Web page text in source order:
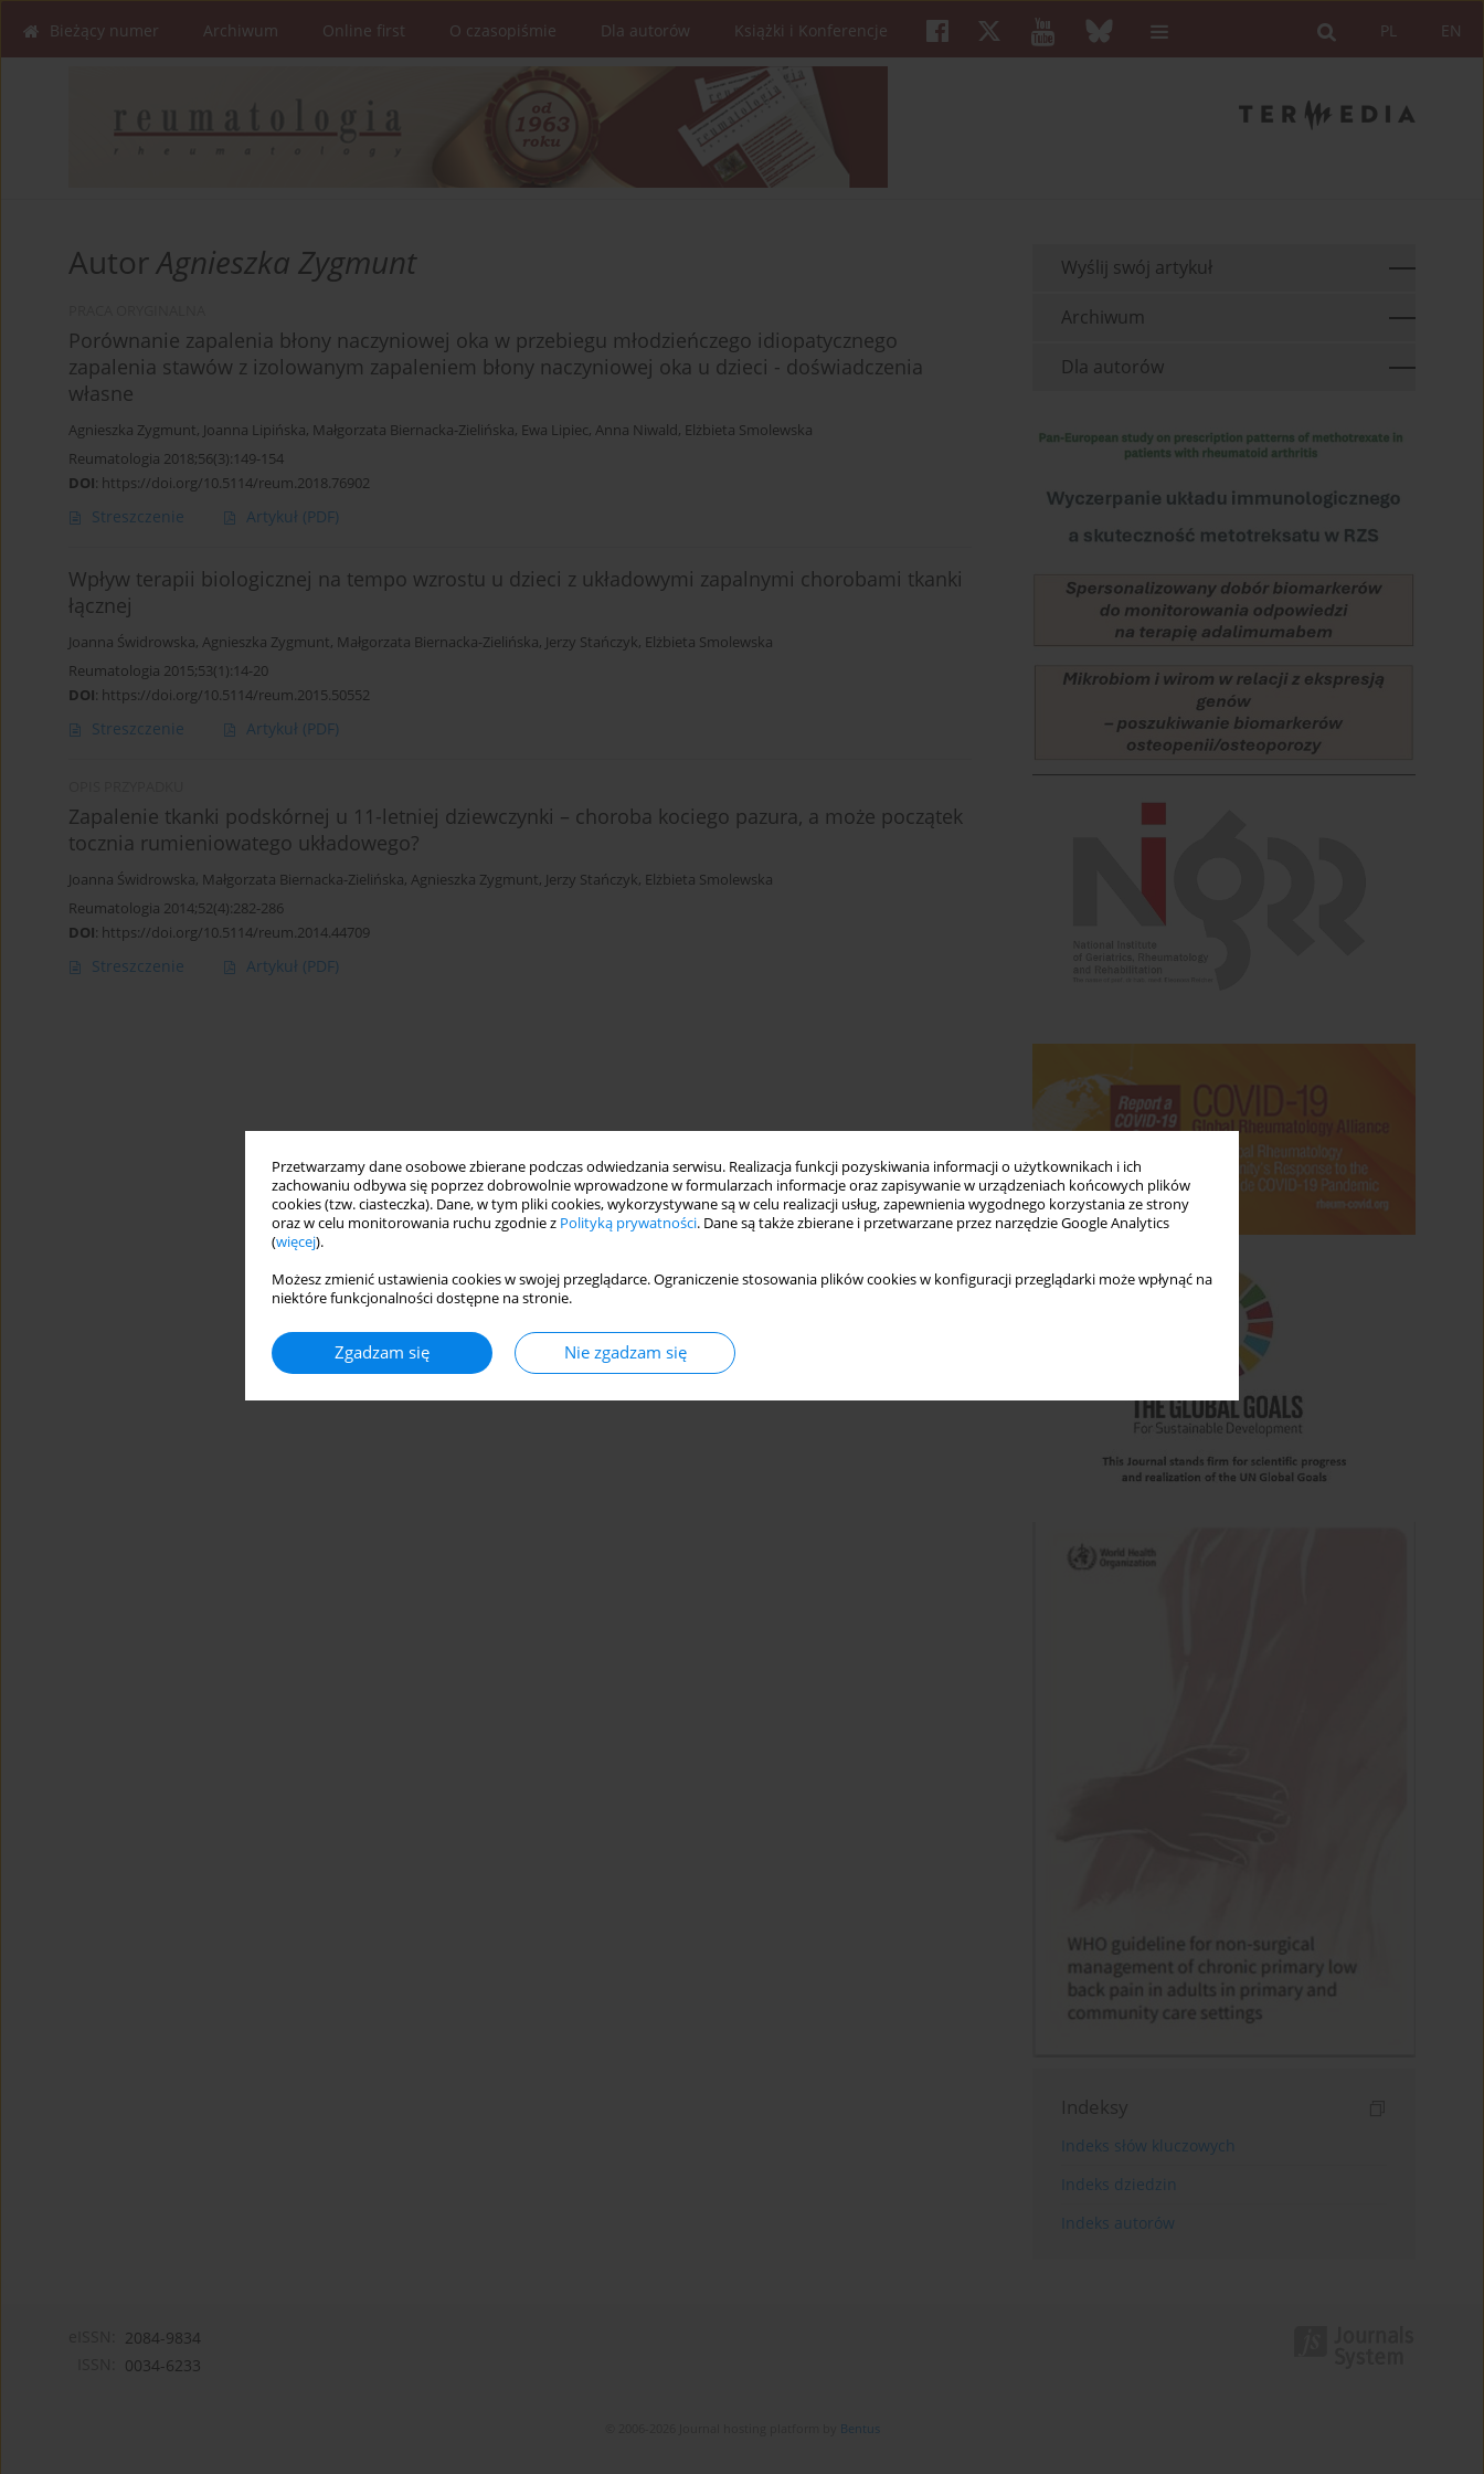
Przetwarzamy dane osobowe zbierane podczas odwiedzania serwisu. Realizacja funkcji pozyskiwania informacji o użytkownikach i ich
zachowaniu odbywa się poprzez dobrowolnie wprowadzone w formularzach informacje oraz zapisywanie w urządzeniach końcowych plików
cookies (tzw. ciasteczka). Dane, w tym pliki cookies, wykorzystywane są w celu realizacji usług, zapewnienia wygodnego korzystania ze strony
oraz w celu monitorowania ruchu zgodnie z Polityką prywatności. Dane są także zbierane i przetwarzane przez narzędzie Google Analytics
(więcej).
Możesz zmienić ustawienia cookies w swojej przeglądarce. Ograniczenie stosowania plików cookies w konfiguracji przeglądarki może wpłynąć na
niektóre funkcjonalności dostępne na stronie.
Zgadzam się Nie zgadzam się
EN
PL
Bieżący numer Archiwum Online first O czasopiśmie Dla autorów Książki i Konferencje
AutorAgnieszka Zygmunt
Porównanie zapalenia błony naczyniowej oka w przebiegu młodzieńczego idiopatycznego
zapalenia stawów z izolowanym zapaleniem błony naczyniowej oka u dzieci - doświadczenia
własne
Agnieszka Zygmunt, Joanna Lipińska, Małgorzata Biernacka-Zielińska, Ewa Lipiec, Anna Niwald, Elżbieta Smolewska
Reumatologia 2018;56(3):149-154
DOI: https://doi.org/10.5114/reum.2018.76902
Streszczenie Artykuł (PDF)
Wpływ terapii biologicznej na tempo wzrostu u dzieci z układowymi zapalnymi chorobami tkanki
łącznej
Joanna Świdrowska, Agnieszka Zygmunt, Małgorzata Biernacka-Zielińska, Jerzy Stańczyk, Elżbieta Smolewska
Reumatologia 2015;53(1):14-20
DOI: https://doi.org/10.5114/reum.2015.50552
Streszczenie Artykuł (PDF)
Zapalenie tkanki podskórnej u 11-letniej dziewczynki – choroba kociego pazura, a może początek
tocznia rumieniowatego układowego?
Joanna Świdrowska, Małgorzata Biernacka-Zielińska, Agnieszka Zygmunt, Jerzy Stańczyk, Elżbieta Smolewska
Reumatologia 2014;52(4):282-286
DOI: https://doi.org/10.5114/reum.2014.44709
Streszczenie Artykuł (PDF)
Wyślij swój artykuł
Archiwum
Dla autorów
Indeksy
Indeks słów kluczowych
Indeks dziedzin
Indeks autorów
2084-9834
0034-6233
Bentus